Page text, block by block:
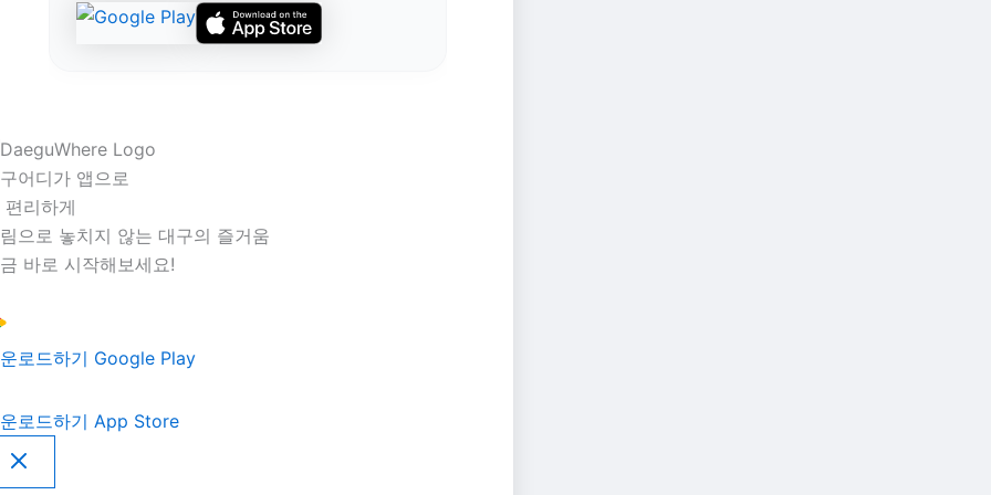
어디가 앱으로
편리하게
으로 놓치지 않는 대구의 즐거움
바로 시작해보세요!
로드하기 Google Play
로드하기 App Store